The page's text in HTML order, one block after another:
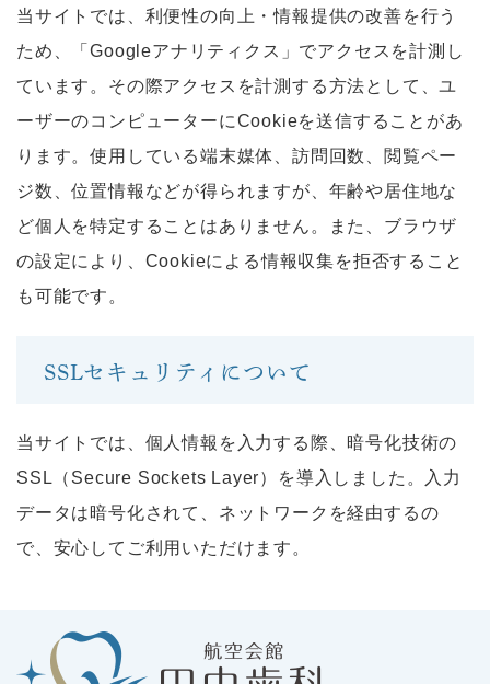
当サイトでは、利便性の向上・情報提供の改善を行う
ため、「Googleアナリティクス」でアクセスを計測し
ています。その際アクセスを計測する方法として、ユ
ーザーのコンピューターにCookieを送信することがあ
ります。使用している端末媒体、訪問回数、閲覧ペー
ジ数、位置情報などが得られますが、年齢や居住地な
ど個人を特定することはありません。また、ブラウザ
の設定により、Cookieによる情報収集を拒否すること
も可能です。
SSLセキュリティについて
当サイトでは、個人情報を入力する際、暗号化技術の
SSL（Secure Sockets Layer）を導入しました。入力
データは暗号化されて、ネットワークを経由するの
で、安心してご利用いただけます。